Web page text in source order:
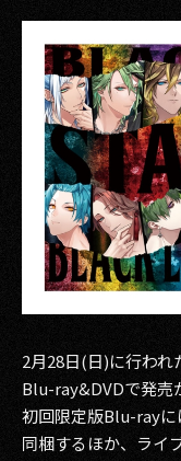
2月28日(日)に行われ
Blu-ray&DVDで発売
初回限定版Blu-rayに
同梱するほか、ライ